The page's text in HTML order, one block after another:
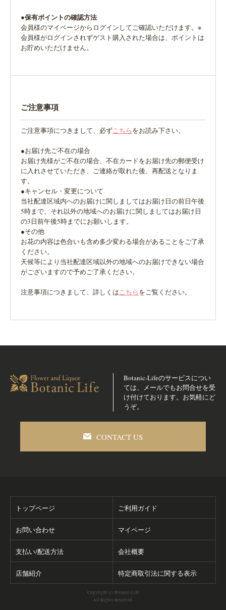
●保有ポイントの確認方法
会員様のマイページからログインしてご確認いただけます。※
会員様がログインされずゲスト購入された場合は、ポイントは
お貯めいただけません。
ご注意事項
ご注意事項につきまして、必ずこちらをお読み下さい。
●お届け先ご不在の場合
お届け先様がご不在の場合、不在カードをお届け先の郵便受け
に入れさせていただき、ご連絡が取れた後、再配送となりま
す。
●キャンセル・変更について
当社配達区域内へのお届けに関しましてはお届け日の前日午後
5時まで、それ以外の地域へのお届けに関しましてはお届け日
の3日前午後5時までにお願いします。
●その他
お花の内容は色合いも含め多少変わる場合があることをご了承
ください。
天候等により当社配達区域以外の地域へのお届けできない場合
がございますので予めご了承ください。
注意事項につきまして、詳しくはこちらをご覧ください。
Botanic-Lifeのサービスについ
ては、メールでもお問合せを受
け付けております。お気軽にど
うぞ。
CONTACT US
トップページ
マイページ
店舗紹介
ご利用ガイド
支払い/配送方法
特定商取引法に関する表示
お問い合わせ
会社概要
Copyright (c) Botanic-Life
All Rights Reserved.